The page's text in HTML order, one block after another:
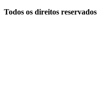
Todos os direitos reservados